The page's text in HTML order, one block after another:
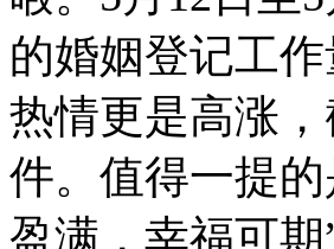
的婚姻登记工
热情更是高涨
件。值得一提
盈满，幸福可